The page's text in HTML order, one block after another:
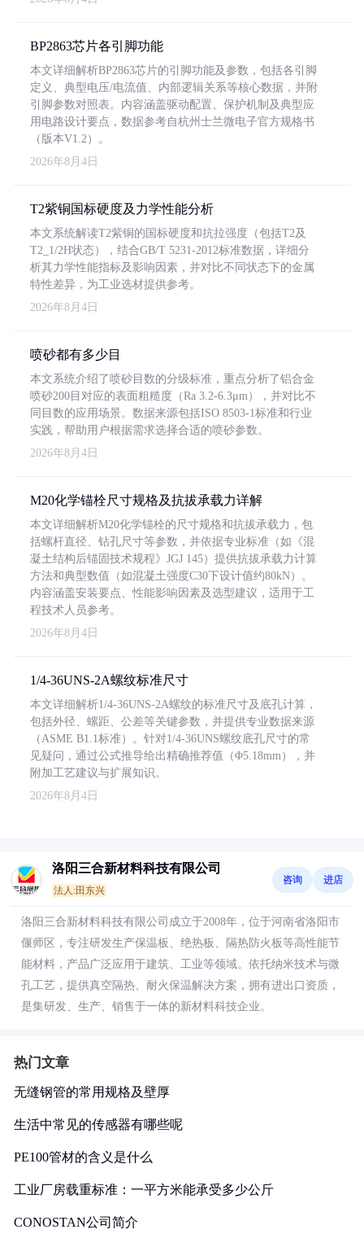
BP2863芯片各引脚功能
本文详细解析BP2863芯片的引脚功能及参数，包括各引脚
定义、典型电压/电流值、内部逻辑关系等核心数据，并附
引脚参数对照表。内容涵盖驱动配置、保护机制及典型应
用电路设计要点，数据参考自杭州士兰微电子官方规格书
（版本V1.2）。
2026年8月4日
T2紫铜国标硬度及力学性能分析
本文系统解读T2紫铜的国标硬度和抗拉强度（包括T2及
T2_1/2H状态），结合GB/T 5231-2012标准数据，详细分
析其力学性能指标及影响因素，并对比不同状态下的金属
特性差异，为工业选材提供参考。
2026年8月4日
喷砂都有多少目
本文系统介绍了喷砂目数的分级标准，重点分析了铝合金
喷砂200目对应的表面粗糙度（Ra 3.2-6.3μm），并对比不
同目数的应用场景。数据来源包括ISO 8503-1标准和行业
实践，帮助用户根据需求选择合适的喷砂参数。
2026年8月4日
M20化学锚栓尺寸规格及抗拔承载力详解
本文详细解析M20化学锚栓的尺寸规格和抗拔承载力，包
括螺杆直径、钻孔尺寸等参数，并依据专业标准（如《混
凝土结构后锚固技术规程》JGJ 145）提供抗拔承载力计算
方法和典型数值（如混凝土强度C30下设计值约80kN）。
内容涵盖安装要点、性能影响因素及选型建议，适用于工
程技术人员参考。
2026年8月4日
1/4-36UNS-2A螺纹标准尺寸
本文详细解析1/4-36UNS-2A螺纹的标准尺寸及底孔计算，
包括外径、螺距、公差等关键参数，并提供专业数据来源
（ASME B1.1标准）。针对1/4-36UNS螺纹底孔尺寸的常
见疑问，通过公式推导给出精确推荐值（Φ5.18mm），并
附加工艺建议与扩展知识。
2026年8月4日
洛阳三合新材料科技有限公司
法人:田东兴
咨询 进店
洛阳三合新材料科技有限公司成立于2008年，位于河南省洛阳市
偃师区，专注研发生产保温板、绝热板、隔热防火板等高性能节
能材料，产品广泛应用于建筑、工业等领域。依托纳米技术与微
孔工艺，提供真空隔热、耐火保温解决方案，拥有进出口资质，
是集研发、生产、销售于一体的新材料科技企业。
热门文章
无缝钢管的常用规格及壁厚
生活中常见的传感器有哪些呢
PE100管材的含义是什么
工业厂房载重标准：一平方米能承受多少公斤
CONOSTAN公司简介